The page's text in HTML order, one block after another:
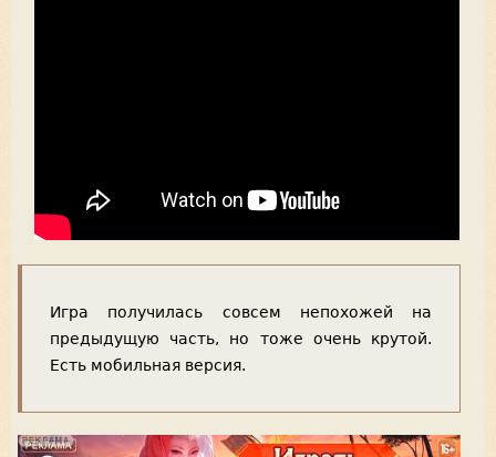
Игра получилась совсем непохожей на
предыдущую часть, но тоже очень крутой.
Есть мобильная версия.